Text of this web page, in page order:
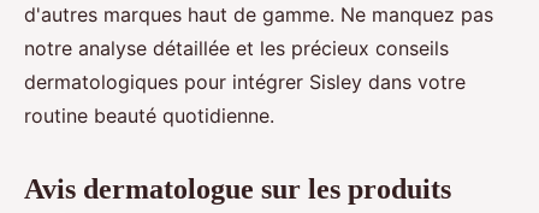
d'autres marques haut de gamme. Ne manquez pas
notre analyse détaillée et les précieux conseils
dermatologiques pour intégrer Sisley dans votre
routine beauté quotidienne.
Avis dermatologue sur les produits